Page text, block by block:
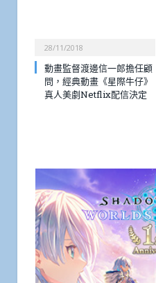
28/11/2018
動畫監督渡邊信一郎擔任顧
問，經典動畫《星際牛仔》
真人美劇Netflix配信決定